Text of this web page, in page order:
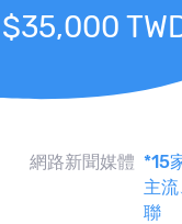
$35,000
網路新聞媒體 *15
主
聯